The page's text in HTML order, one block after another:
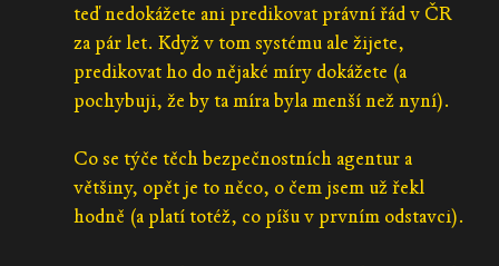
teď nedokážete ani predikovat právní řád v ČR
za pár let. Když v tom systému ale žijete,
predikovat ho do nějaké míry dokážete (a
pochybuji, že by ta míra byla menší než nyní).
Co se týče těch bezpečnostních agentur a
většiny, opět je to něco, o čem jsem už řekl
hodně (a platí totéž, co píšu v prvním odstavci).